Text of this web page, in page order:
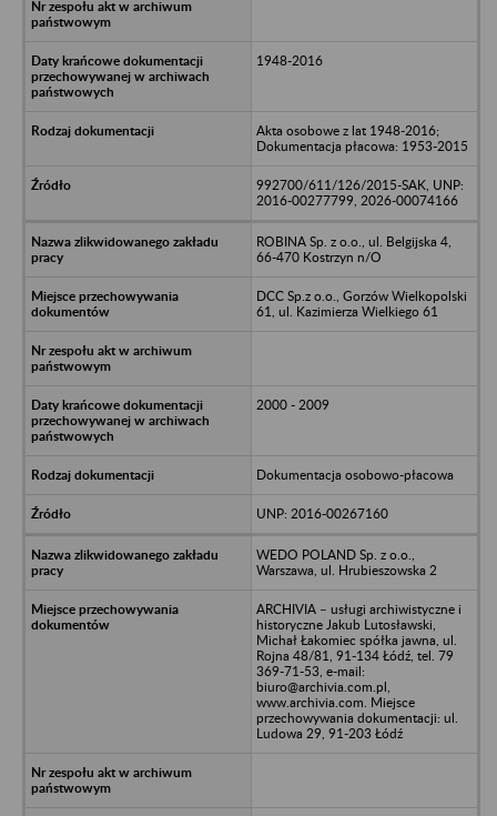
1948-2016
Akta osobowe z lat 1948-2016;
Dokumentacja płacowa: 1953-2015
992700/611/126/2015-SAK, UNP:
2016-00277799, 2026-00074166
ROBINA Sp. z o.o., ul. Belgijska 4,
66-470 Kostrzyn n/O
DCC Sp.z o.o., Gorzów Wielkopolski
61, ul. Kazimierza Wielkiego 61
2000 - 2009
Dokumentacja osobowo-płacowa
UNP: 2016-00267160
WEDO POLAND Sp. z o.o.,
Warszawa, ul. Hrubieszowska 2
ARCHIVIA – usługi archiwistyczne i
historyczne Jakub Lutosławski,
Michał Łakomiec spółka jawna, ul.
Rojna 48/81, 91-134 Łódź, tel. 79
369-71-53, e-mail:
biuro@archivia.com.pl,
www.archivia.com. Miejsce
przechowywania dokumentacji: ul.
Ludowa 29, 91-203 Łódź